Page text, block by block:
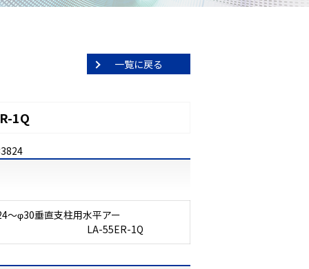
一覧に戻る
1Q
～φ30垂直支柱用水平アー
LA-55ER-1Q